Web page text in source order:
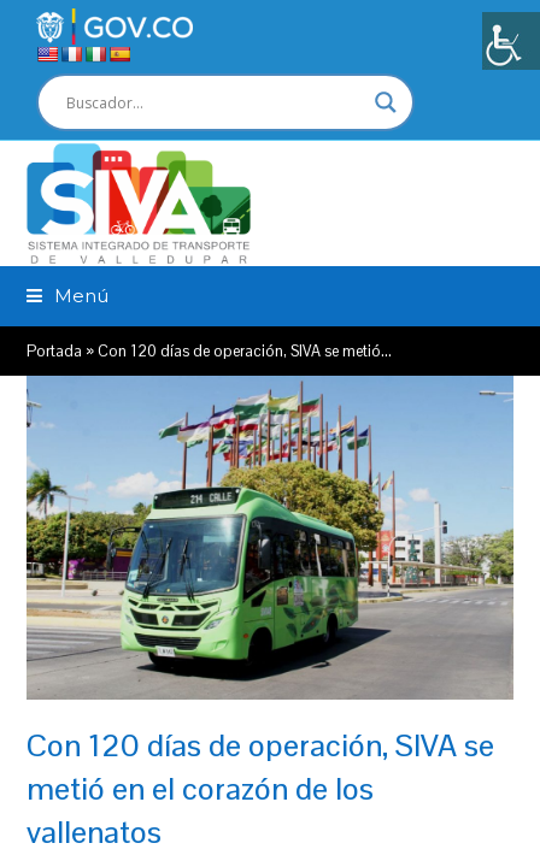
Menú
Portada »Con 120 días de operación, SIVA se metió…
Con 120 días de operación, SIVA se
metió en el corazón de los
vallenatos